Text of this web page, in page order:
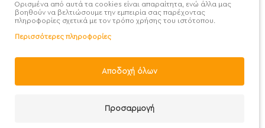
Χονδρική
Handcrafted with 💙 in Athens
Ορισμένα από αυτά τα cookies είναι απαραίτητα, ενώ άλλα μας
βοηθούν να βελτιώσουμε την εμπειρία σας παρέχοντας
πληροφορίες σχετικά με τον τρόπο χρήσης του ιστότοπου.
Περισσότερες πληροφορίες
Αποδοχή όλων
Προσαρμογή